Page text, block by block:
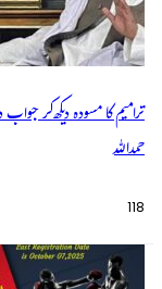
ترامیم کا مسودہ دیکھ کر
حمداللہ
118